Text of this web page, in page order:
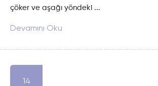
çöker ve aşağı yöndeki ...
Devamını Oku
14